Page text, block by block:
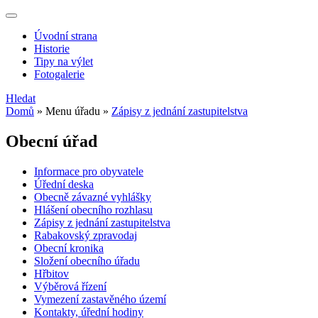
Úvodní strana
Historie
Tipy na výlet
Fotogalerie
Hledat
Domů » Menu úřadu » Zápisy z jednání zastupitelstva
Obecní úřad
Informace pro obyvatele
Úřední deska
Obecně závazné vyhlášky
Hlášení obecního rozhlasu
Zápisy z jednání zastupitelstva
Rabakovský zpravodaj
Obecní kronika
Složení obecního úřadu
Hřbitov
Výběrová řízení
Vymezení zastavěného území
Kontakty, úřední hodiny